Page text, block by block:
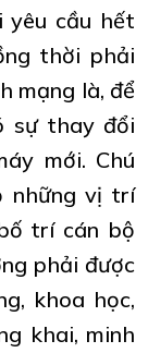
yêu cầu hết
thời phải
mạng là, để
sự thay đổi
mới. Chú
những vị trí
trí cán bộ
phải được
khoa học,
khai, minh